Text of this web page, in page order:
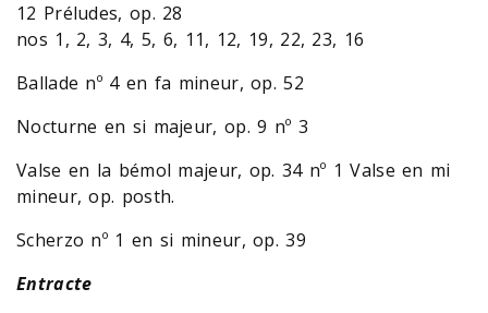
12 Préludes, op. 28
nos 1, 2, 3, 4, 5, 6, 11, 12, 19, 22, 23, 16
Ballade nº 4 en fa mineur, op. 52
Nocturne en si majeur, op. 9 nº 3
Valse en la bémol majeur, op. 34 nº 1 Valse en mi
mineur, op. posth.
Scherzo nº 1 en si mineur, op. 39
Entracte